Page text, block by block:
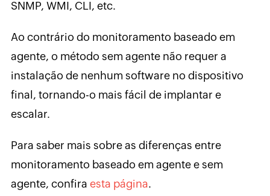
SNMP, WMI, CLI, etc.
Ao contrário do monitoramento baseado em
agente, o método sem agente não requer a
instalação de nenhum software no dispositivo
final, tornando-o mais fácil de implantar e
escalar.
Para saber mais sobre as diferenças entre
monitoramento baseado em agente e sem
agente, confira esta página.